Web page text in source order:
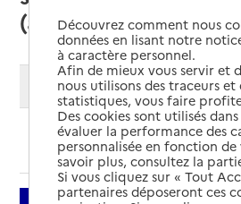
(aide et soins)
Modifier ma recherche
Ajouter
Découvrez comment nous
données en lisant notre
à caractère personnel.
Afin de mieux vous servir et
nous utilisons des traceurs et
statistiques, vous faire
Des cookies sont utilisés
évaluer la performance des
personnalisée en fonction
savoir plus, consultez la
Si vous cliquez sur « Tout
partenaires déposeront ces